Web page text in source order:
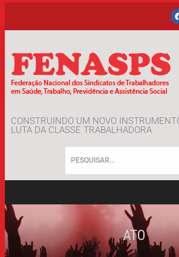
CONSTRUINDO UM NOVO
LUTA DA CLASSE TRABALHADORA
ATO